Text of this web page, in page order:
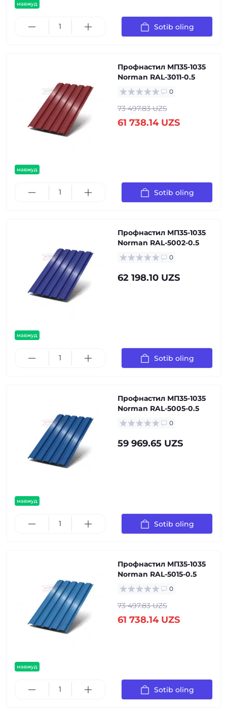
мавжуд
Sotib oling
мавжуд
Профнастил МП35-1035
Norman RAL-3011-0.5
0
73 497.83 UZS
61 738.14 UZS
Sotib oling
мавжуд
Профнастил МП35-1035
Norman RAL-5002-0.5
0
62 198.10 UZS
Sotib oling
мавжуд
Профнастил МП35-1035
Norman RAL-5005-0.5
0
59 969.65 UZS
Sotib oling
мавжуд
Профнастил МП35-1035
Norman RAL-5015-0.5
0
73 497.83 UZS
61 738.14 UZS
Sotib oling